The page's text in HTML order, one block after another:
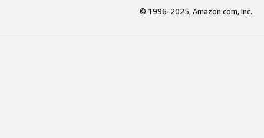
© 1996-2025, Amazon.com, Inc.